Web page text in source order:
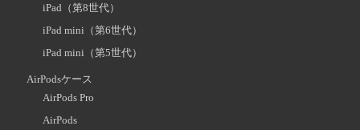
iPad（第8世代）
iPad mini（第6世代）
iPad mini（第5世代）
AirPodsケース
AirPods Pro
AirPods